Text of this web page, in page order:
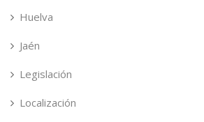
Huelva
Jaén
Legislación
Localización